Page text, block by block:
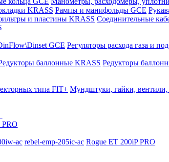
KRASS Рампы и манифольды GCE
и пластины KRASS Соединительные
GCE Регуляторы расхода газа и
баллонные KRASS Редукторы
типа FIT+ Мундштуки, гайки, вентили,
PRO
ac rebel-emp-205ic-ac Rogue ET 200iP PRO